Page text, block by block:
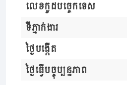
លេខកូដបច្ចេកទេស
ទីភ្នាក់ងារ
ថ្ងៃបង្កើត
ថ្ងៃធ្វើបច្ចុប្បន្នភាព